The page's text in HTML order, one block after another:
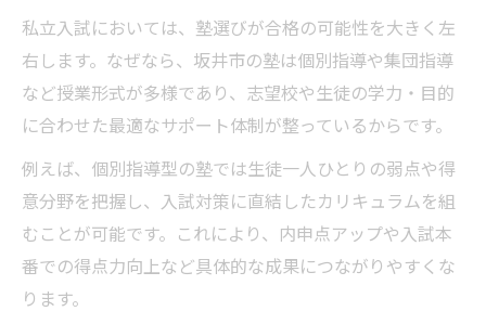
学力診断と塾の模試を活かした弱点克服術
塾の年間スケジュールと私立入試合格戦略
塾を利用した勉強時間管理と効率化のコツ
塾を活用した効果的な私立入試直前対策法
塾の直前対策授業で得点力を上げる秘訣
私立入試直前期に塾で押さえるべき科目
塾の個別指導が直前期に効果を発揮する理
私立入試においては、塾選びが合格の可能性を大きく左
右します。なぜなら、坂井市の塾は個別指導や集団指導
など授業形式が多様であり、志望校や生徒の学力・目的
に合わせた最適なサポート体制が整っているからです。
例えば、個別指導型の塾では生徒一人ひとりの弱点や得
意分野を把握し、入試対策に直結したカリキュラムを組
むことが可能です。これにより、内申点アップや入試本
番での得点力向上など具体的な成果につながりやすくな
ります。